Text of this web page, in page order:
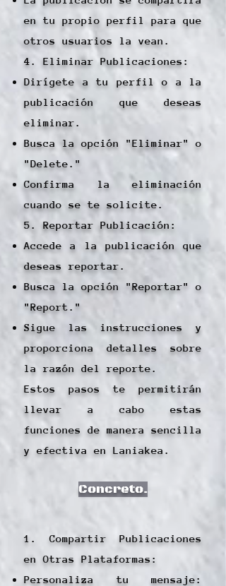
en tu propio perfil para que
otros usuarios la vean.
4. Eliminar Publicaciones:
Dirígete a tu perfil o a la
publicación que deseas
eliminar.
Busca la opción "Eliminar" o
"Delete."
Confirma la eliminación
cuando se te solicite.
5. Reportar Publicación:
Accede a la publicación que
deseas reportar.
Busca la opción "Reportar" o
"Report."
Sigue las instrucciones y
proporciona detalles sobre
la razón del reporte.
Estos pasos te permitirán
llevar a cabo estas
funciones de manera sencilla
y efectiva en Laniakea.
Concreto.
1. Compartir Publicaciones
en Otras Plataformas:
Personaliza tu mensaje: